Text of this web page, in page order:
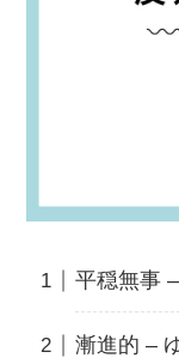
平穏無事
漸進的 –